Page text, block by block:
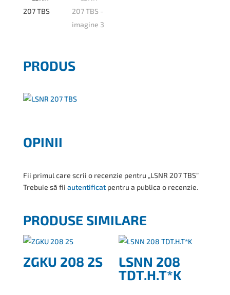
PRODUS
OPINII
Fii primul care scrii o recenzie pentru „LSNR 207 TBS”
Trebuie să fii autentificatpentru a publica o recenzie.
PRODUSE SIMILARE
ZGKU 208 2S
LSNN 208
TDT.H.T*K